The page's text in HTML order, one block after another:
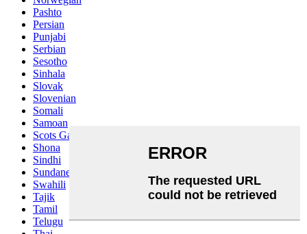
Pashto
Persian
Punjabi
Serbian
Sesotho
Sinhala
Slovak
Slovenian
Somali
Samoan
Scots Gaelic
Shona
Sindhi
Sundanese
Swahili
Tajik
Tamil
Telugu